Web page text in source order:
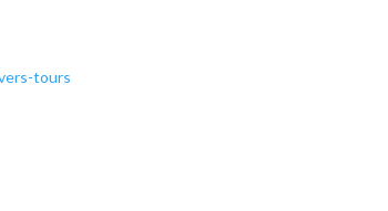
tours